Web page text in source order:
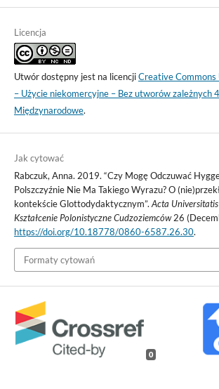
Licencja
Utwór dostępny jest na licencjiCreative
– Użycie niekomercyjne – Bez utworów zależnych
Międzynarodowe.
Jak cytować
Rabczuk, Anna. 2019. “Czy Mogę Odczuwać
Polszczyźnie Nie Ma Takiego Wyrazu? O
kontekście Glottodydaktycznym”. Acta Universitatis
Kształcenie Polonistyczne Cudzoziemców26
https://doi.org/10.18778/0860-6587.26.30.
Formaty cytowań
0